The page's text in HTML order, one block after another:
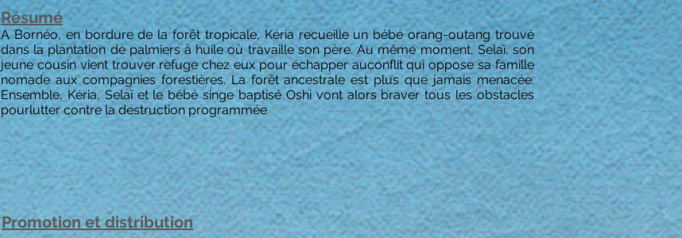
Résumé
A Bornéo, en bordure de la forêt tropicale, Kéria recueille un bébé orang-outang trouvé
dans la plantation de palmiers à huile où travaille son père. Au même moment, Selaï, son
jeune cousin vient trouver refuge chez eux pour échapper auconflit qui oppose sa famille
nomade aux compagnies forestières. La forêt ancestrale est plus que jamais menacée.
Ensemble, Kéria, Selaï et le bébé singe baptisé Oshi vont alors braver tous les obstacles
pourlutter contre la destruction programmée
Promotion et distribution